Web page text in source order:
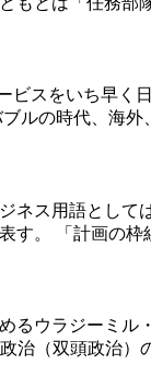
ビスをいち早
ブルの時代、海
ネス用語とし
す。 「計画の
ウラジーミ
政治（双頭政治